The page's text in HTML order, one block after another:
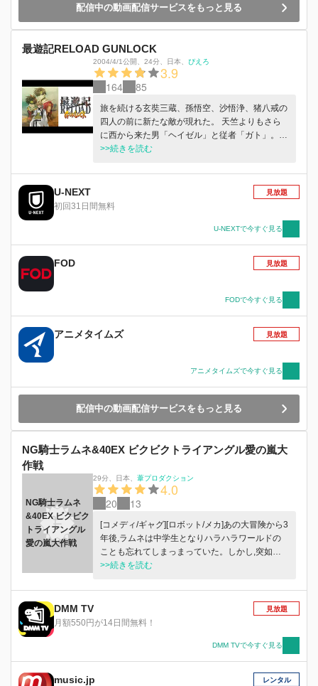
配信中の動画配信サービスをもっと見る
最遊記RELOAD GUNLOCK
2004/4/1公開 24分 日本 ぴえろ
3.9
164 85
旅を続ける玄奘三蔵、孫悟空、沙悟浄、猪八戒の
四人の前に新たな敵が現れた。 天竺よりもさら
に西から来た男「ヘイゼル」と従者「ガト」。
ヘイゼルは妖怪を憎み、死者を蘇らせる力を持っ
につけ狙うヘイゼルと敵対する一行。 そんな
中、ガトしか知らないヘイゼルの秘密が明かされ
ていく。
>>続きを読む
U-NEXT
初回31日間無料
見放題
U-NEXTで今すぐ見る
FOD 見放題
FODで今すぐ見る
アニメタイムズ 見放題
アニメタイムズで今すぐ見る
配信中の動画配信サービスをもっと見る
NG騎士ラムネ&40EX ビクビクトライアングル愛の嵐大
作戦
NG騎士ラムネ
&40EX ビクビク
トライアングル
愛の嵐大作戦
29分 日本 葦プロダクション
4.0
20 13
[コメディ/ギャグ][ロボット/メカ]あの大冒険から3
年後,ラムネは中学生となりハラハラワールドの
ことも忘れてしまっまっていた。しかし,突如ミ
ルクが現れ,謎の鉄仮面が命を狙ってくる。アラ
者ラムネス復活のとき。
>>続きを読む
DMM TV
月額550円が14日間無料！
見放題
DMM TVで今すぐ見る
music.jp レンタル